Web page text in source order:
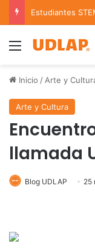
Menu
Inicio / Arte y
Arte y Cultura
llamada
Blog UDLAP 25